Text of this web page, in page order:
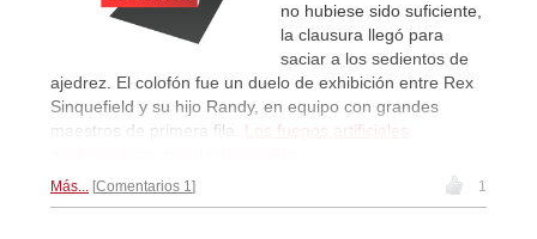
no hubiese sido suficiente,
la clausura llegó para
saciar a los sedientos de
ajedrez. El colofón fue un duelo de exhibición entre Rex
Sinquefield y su hijo Randy, en equipo con grandes
maestros de primera fila. Los fuegos artificiales
Más... Comentarios 1 1